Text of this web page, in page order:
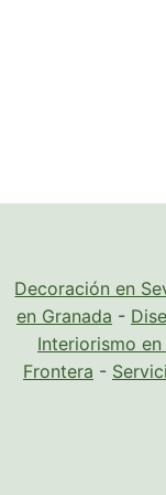
Decoración en
en Granada -
Interiorismo
Frontera -